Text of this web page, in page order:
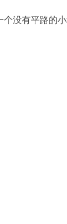
个没有平路的